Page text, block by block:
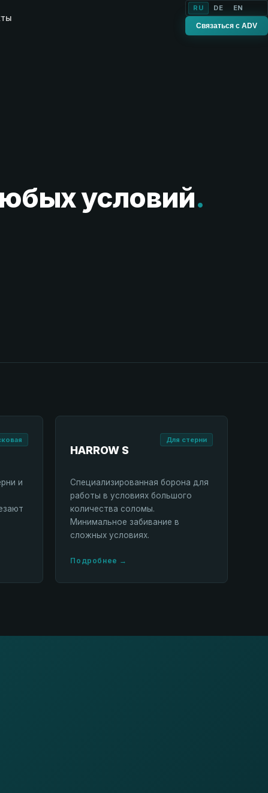
RU DE EN
Связаться с ADV
условий.
и
HARROW S
Для стерни
Специализированная борона для
работы в условиях большого
количества соломы.
Минимальное забивание в
сложных условиях.
Подробнее →